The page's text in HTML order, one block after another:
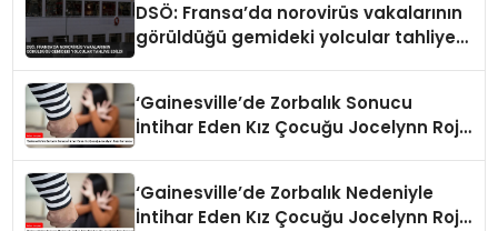
DSÖ: Fransa’da norovirüs vakalarının
görüldüğü gemideki yolcular tahliye
‘Gainesville’de Zorbalık Sonucu
İntihar Eden Kız Çocuğu Jocelynn Rojo
‘Gainesville’de Zorbalık Nedeniyle
İntihar Eden Kız Çocuğu Jocelynn Rojo